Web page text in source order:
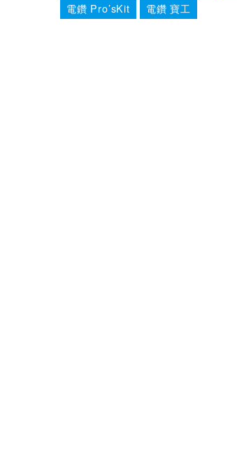
電鑽 Pro’sKit
電鑽 寶工